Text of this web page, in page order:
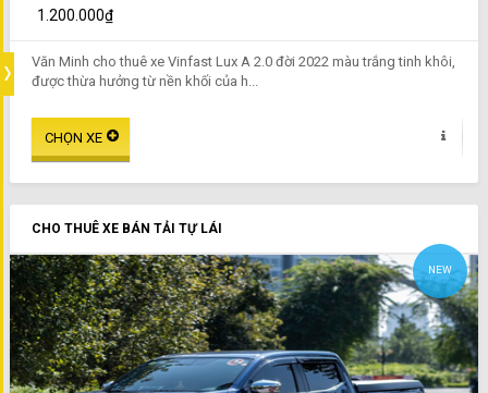
1.200.000₫
Văn Minh cho thuê xe Vinfast Lux A 2.0 đời 2022 màu trắng tinh khôi,
được thừa hưởng từ nền khối của h...
CHO THUÊ XE BÁN TẢI TỰ LÁI
NEW